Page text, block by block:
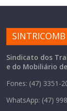
SINTRICOMB
Sindicato dos
e do Mobiliário
Fones: (47) 3351-
WhatsApp: (47)